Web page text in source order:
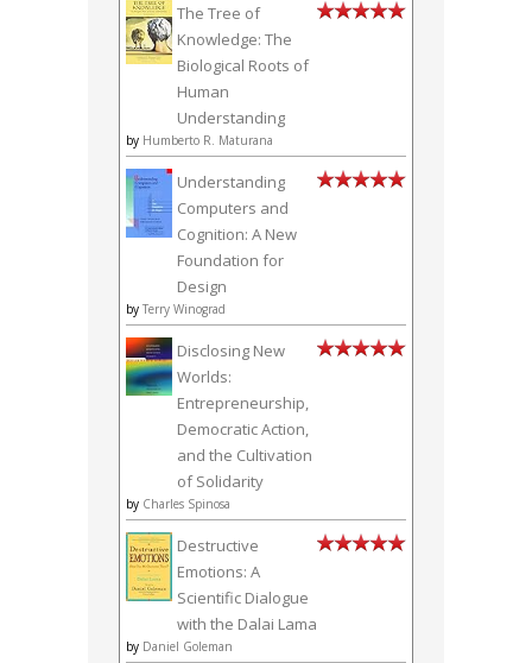
The Tree of
Knowledge: The
Biological Roots of
Human
Understanding
by Humberto R. Maturana
Understanding
Computers and
Cognition: A New
Foundation for
Design
by Terry Winograd
Disclosing New
Worlds:
Entrepreneurship,
Democratic Action,
and the Cultivation
of Solidarity
by Charles Spinosa
Destructive
Emotions: A
Scientific Dialogue
with the Dalai Lama
by Daniel Goleman